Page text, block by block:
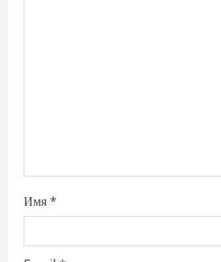
Имя*